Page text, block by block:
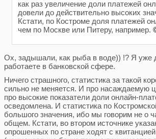
как раз увеличение доли платежей
довели до действительно высоких
Кстати, по Костроме доля платежей
чем по Москве или Питеру, например.
Ох, задышали, как рыба в воде)) !? Я уже
работаете в банковской сфере.
Ничего страшного, статистика за такой
сильно не меняется. И про насаждаемую
про высокие показатели доли онлайн-
осведомлена. И статистика по
большого значения, ибо мы говорим не о
общем. Кстати, во втором источнике
опрошенных по стране ходят с